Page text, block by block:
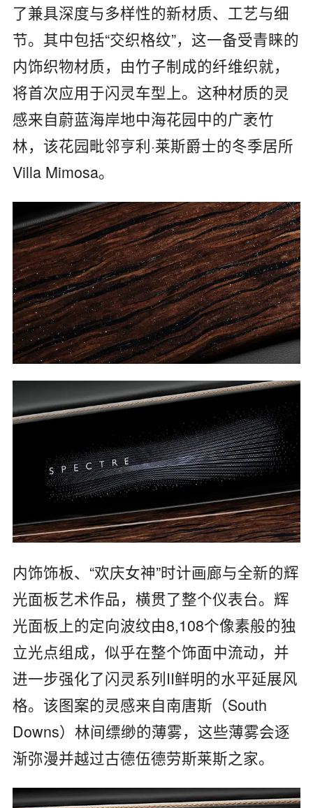
了兼具深度与多样性的新材质、工艺与细
节。其中包括“交织格纹”，这一备受青睐的
内饰织物材质，由竹子制成的纤维织就，
将首次应用于闪灵车型上。这种材质的灵
感来自蔚蓝海岸地中海花园中的广袤竹
林，该花园毗邻亨利·莱斯爵士的冬季居所
Villa Mimosa。
内饰饰板、“欢庆女神”时计画廊与全新的辉
光面板艺术作品，横贯了整个仪表台。辉
光面板上的定向波纹由8,108个像素般的独
立光点组成，似乎在整个饰面中流动，并
进一步强化了闪灵系列II鲜明的水平延展风
格。该图案的灵感来自南唐斯（South
Downs）林间缥缈的薄雾，这些薄雾会逐
渐弥漫并越过古德伍德劳斯莱斯之家。